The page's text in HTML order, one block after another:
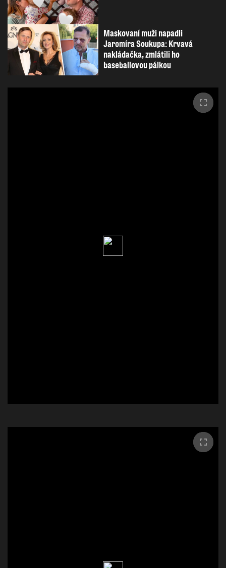
Maskovaní muži napadli
Jaromíra Soukupa: Krvavá
nakládačka, zmlátili ho
baseballovou pálkou